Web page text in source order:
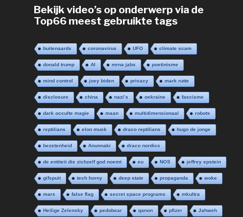
Bekijk video’s op onderwerp via de
Top66 meest gebruikte tags
buitenaards coronavirus UFO climate scam
donald trump AI mrna jabs poetinisme
mind control joey biden privacy mark rutte
disclosure china nazi’s oekraine fascisme
dark occulte magie maan multidimensionaal robots
reptilians elon musk draco reptilians hugo de jonge
bezetenheid Anunnaki draco nordics
de entiteit die zichzelf god noemt eu NOS jeffrey epstein
gifspuit tech horny deep state propaganda woke
mars false flag secret space programs mkultra
Heilige Zelensky pedobear qanon pfizer Jahweh